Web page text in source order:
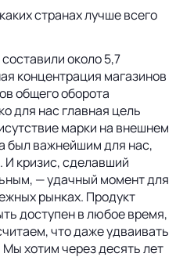
странах лучше всего
около 5,7
концентрация магазинов
общего оборота
для нас главная цель
марки на внешнем
был важнейшим для нас,
кризис, сделавший
— удачный момент для
рынках. Продукт
доступен в любое время,
что даже удваивать
хотим через десять лет